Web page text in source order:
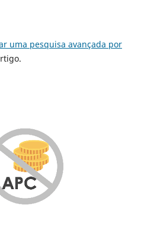
uma pesquisa avançada por